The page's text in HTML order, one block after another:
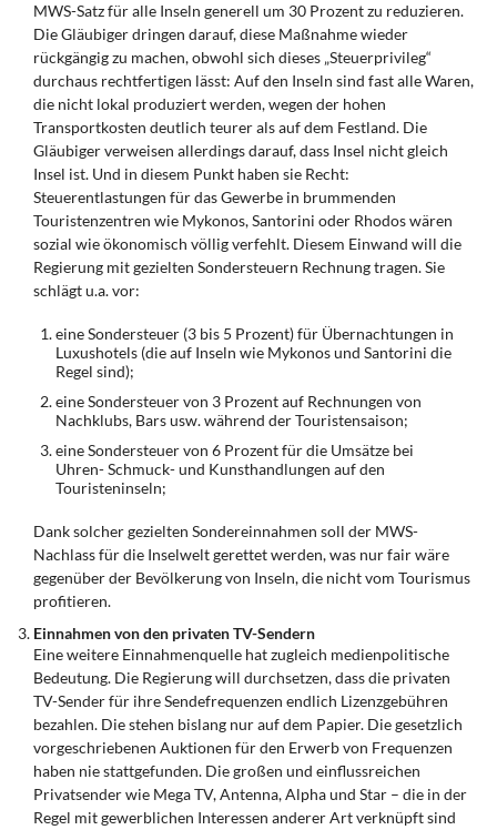
MWS-Satz für alle Inseln generell um 30 Prozent zu reduzieren.
Die Gläubiger dringen darauf, diese Maßnahme wieder
rückgängig zu machen, obwohl sich dieses „Steuerprivileg“
durchaus rechtfertigen lässt: Auf den Inseln sind fast alle Waren,
die nicht lokal produziert werden, wegen der hohen
Transportkosten deutlich teurer als auf dem Festland. Die
Gläubiger verweisen allerdings darauf, dass Insel nicht gleich
Insel ist. Und in diesem Punkt haben sie Recht:
Steuerentlastungen für das Gewerbe in brummenden
Touristenzentren wie Mykonos, Santorini oder Rhodos wären
sozial wie ökonomisch völlig verfehlt. Diesem Einwand will die
Regierung mit gezielten Sondersteuern Rechnung tragen. Sie
schlägt u.a. vor:
eine Sondersteuer (3 bis 5 Prozent) für Übernachtungen in
Luxushotels (die auf Inseln wie Mykonos und Santorini die
Regel sind);
eine Sondersteuer von 3 Prozent auf Rechnungen von
Nachklubs, Bars usw. während der Touristensaison;
eine Sondersteuer von 6 Prozent für die Umsätze bei
Uhren- Schmuck- und Kunsthandlungen auf den
Touristeninseln;
Dank solcher gezielten Sondereinnahmen soll der MWS-
Nachlass für die Inselwelt gerettet werden, was nur fair wäre
gegenüber der Bevölkerung von Inseln, die nicht vom Tourismus
profitieren.
Einnahmen von den privaten TV-Sendern
Eine weitere Einnahmenquelle hat zugleich medienpolitische
Bedeutung. Die Regierung will durchsetzen, dass die privaten
TV-Sender für ihre Sendefrequenzen endlich Lizenzgebühren
bezahlen. Die stehen bislang nur auf dem Papier. Die gesetzlich
vorgeschriebenen Auktionen für den Erwerb von Frequenzen
haben nie stattgefunden. Die großen und einflussreichen
Privatsender wie Mega TV, Antenna, Alpha und Star – die in der
Regel mit gewerblichen Interessen anderer Art verknüpft sind